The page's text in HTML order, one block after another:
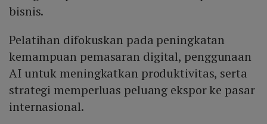
bisnis.
Pelatihan difokuskan pada peningkatan
kemampuan pemasaran digital, penggunaan
AI untuk meningkatkan produktivitas, serta
strategi memperluas peluang ekspor ke pasar
internasional.